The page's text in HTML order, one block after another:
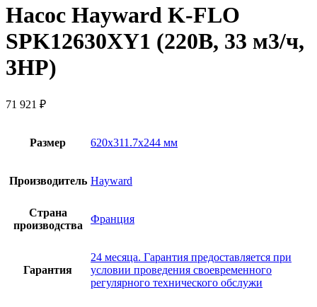
Насос Hayward K-FLO
SPK12630XY1 (220В, 33 м3/ч,
3НР)
71 921 ₽
Размер 620х311.7х244 мм
Производитель Hayward
Страна
производства
Франция
Гарантия
24 месяца. Гарантия предоставляется при
условии проведения своевременного
регулярного технического обслужи